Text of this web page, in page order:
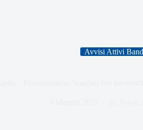
Avvisi Attivi